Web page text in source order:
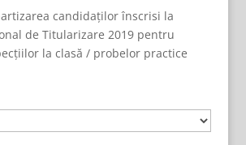
candidaților înscrisi la
de Titularizare 2019 pentru
la clasă / probelor practice